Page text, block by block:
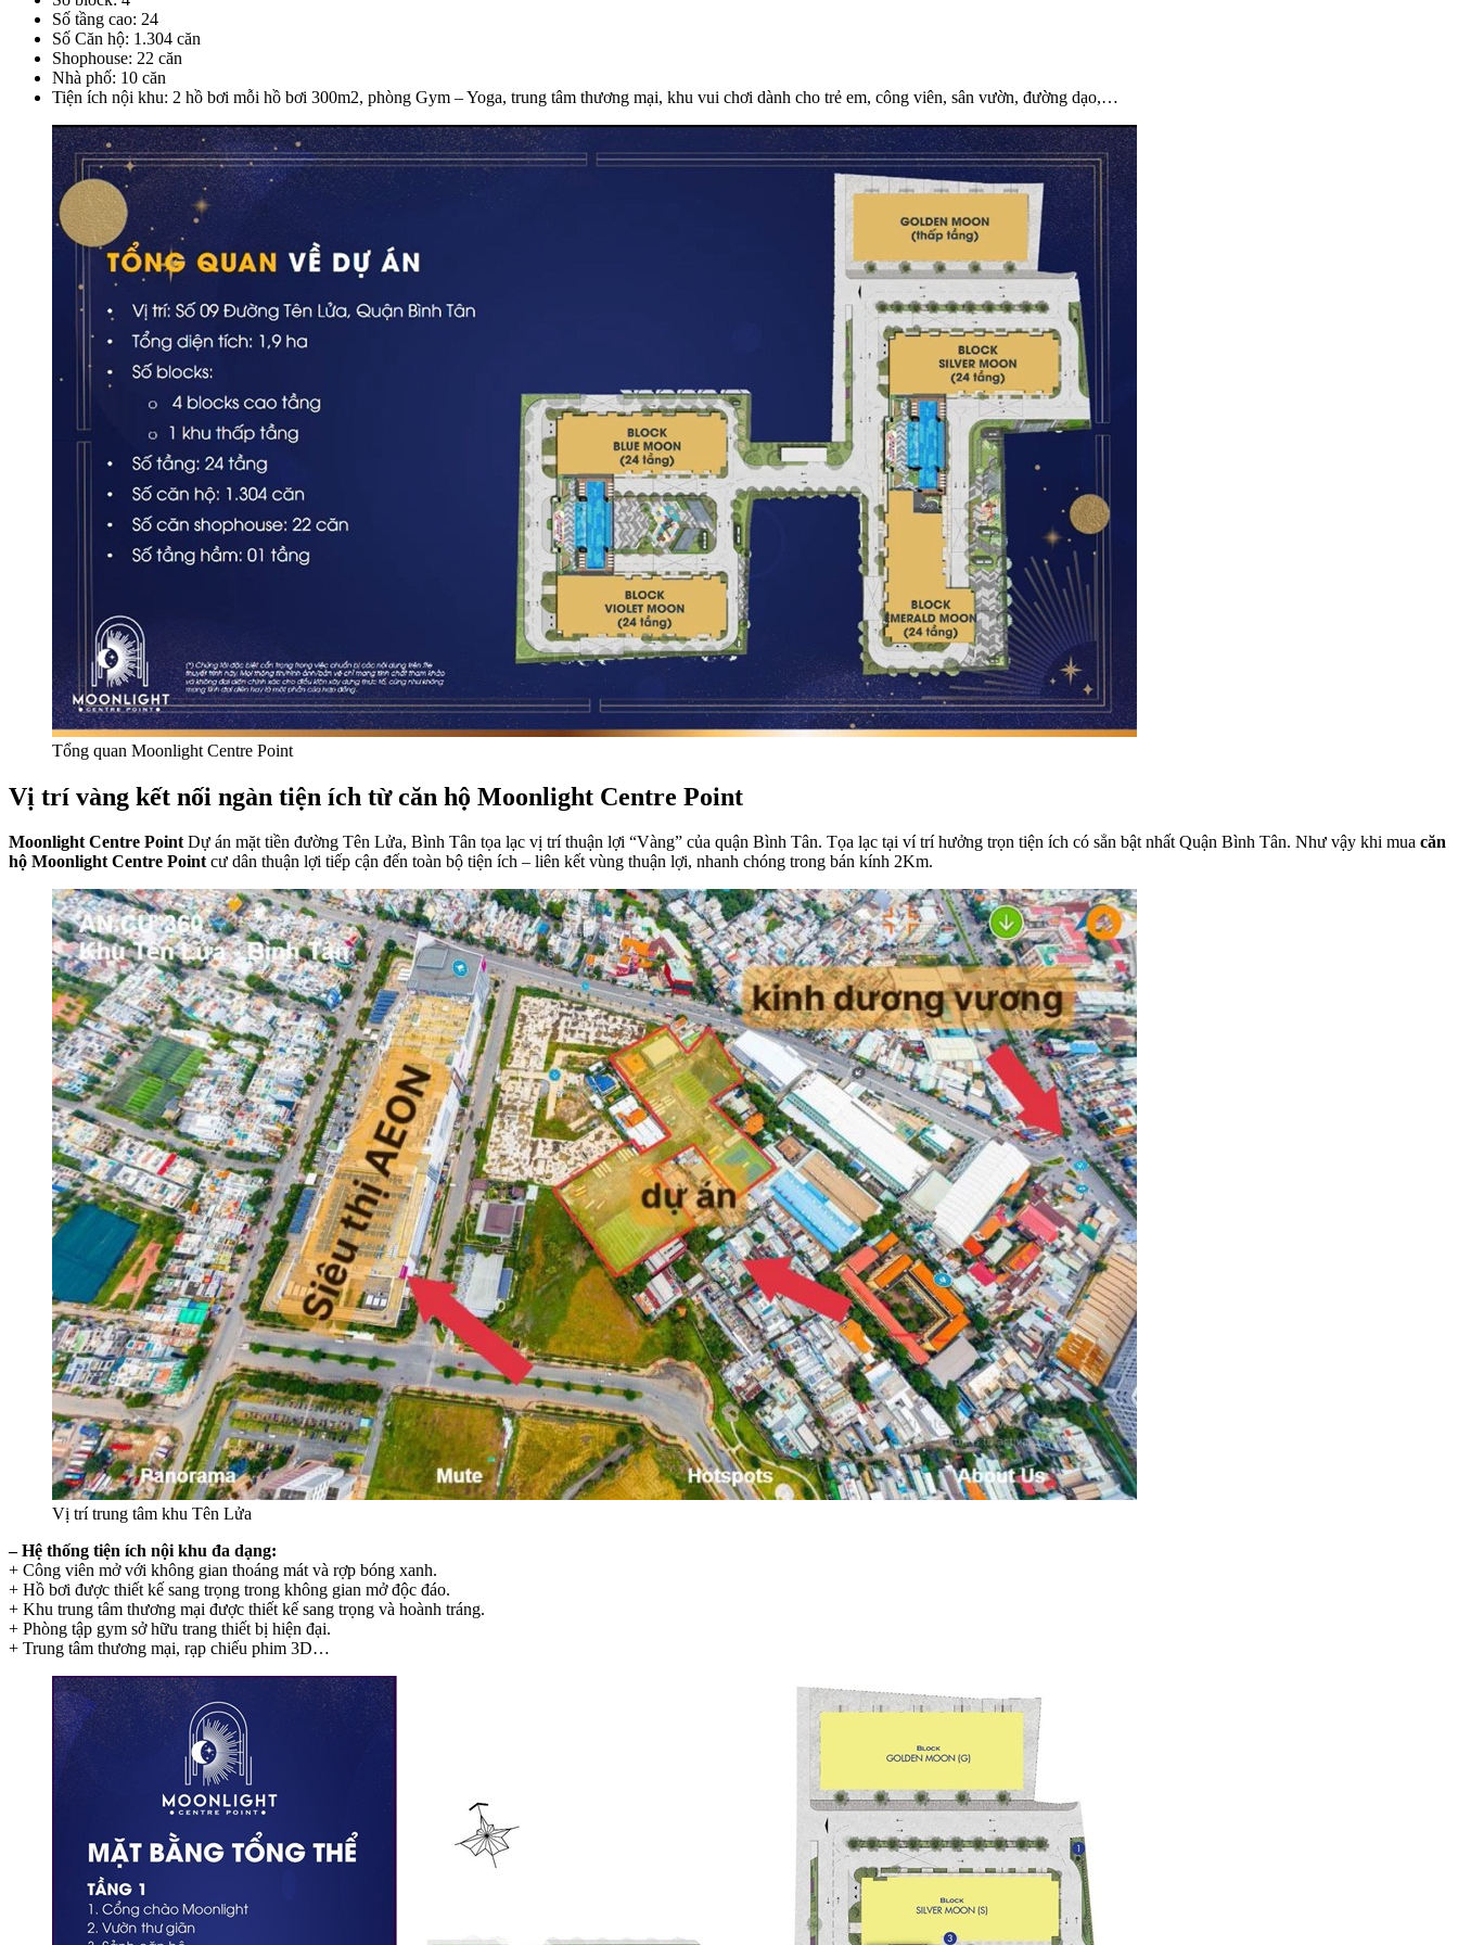
Số tầng cao: 24
Số Căn hộ: 1.304 căn
Shophouse: 22 căn
Nhà phố: 10 căn
Tiện ích nội khu: 2 hồ bơi mỗi hồ bơi 300m2, phòng Gym – Yoga, trung tâm thương mại, khu vui chơi dành cho trẻ em, công viên, sân vườn, đường dạo,…
Tổng quan Moonlight Centre Point
Vị trí vàng kết nối ngàn tiện ích từ căn hộ Moonlight Centre Point
Moonlight Centre PointDự án mặt tiền đường Tên Lửa, Bình Tân tọa lạc vị trí thuận lợi “Vàng” của quận Bình Tân. Tọa lạc tại ví trí hưởng trọn tiện ích có sẳn bật nhất Quận Bình Tân. Như vậy khi mua căn
hộ Moonlight Centre Pointcư dân thuận lợi tiếp cận đến toàn bộ tiện ích – liên kết vùng thuận lợi, nhanh chóng trong bán kính 2Km.
Vị trí trung tâm khu Tên Lửa
– Hệ thống tiện ích nội khu đa dạng:
+ Công viên mở với không gian thoáng mát và rợp bóng xanh.
+ Hồ bơi được thiết kế sang trọng trong không gian mở độc đáo.
+ Khu trung tâm thương mại được thiết kế sang trọng và hoành tráng.
+ Phòng tập gym sở hữu trang thiết bị hiện đại.
+ Trung tâm thương mại, rạp chiếu phim 3D…